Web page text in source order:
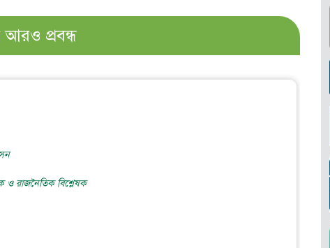
আরও প্রবন্ধ
ও রাজনৈতিক বিশ্লেষক